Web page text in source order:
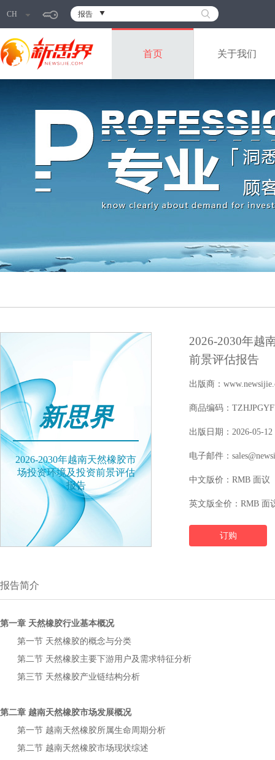
CH 报告
首页 关于我们
新思界
2026-2030年越南天然橡胶市
场投资环境及投资前景评估
报告
2026-2030年越
前景评估报告
出版商：
商品编码：
出版日期：2026-05-12
电子邮件：
中文版价：RMB 面议
英文版全价：RMB 面
订购
报告简介
第一章 天然橡胶行业基本概况
第一节 天然橡胶的概念与分类
第二节 天然橡胶主要下游用户及需求特征分析
第三节 天然橡胶产业链结构分析
第二章 越南天然橡胶市场发展概况
第一节 越南天然橡胶所属生命周期分析
第二节 越南天然橡胶市场现状综述